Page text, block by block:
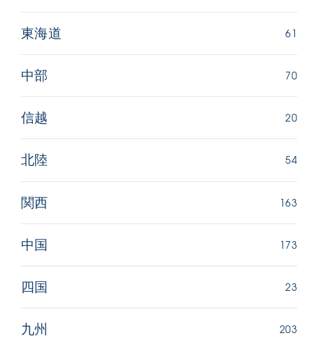
東海道 61
中部 70
信越 20
北陸 54
関西 163
中国 173
四国 23
九州 203